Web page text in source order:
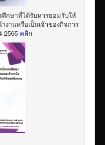
ศึกษาที่ได้รับหารยอมรับให้
านหรือเป็นเจ้าของกิจการ
2565 คลิก